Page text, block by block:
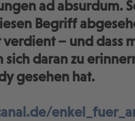
ad absurdum.
Begriff
– und dass
sich daran zu
gesehen hat.